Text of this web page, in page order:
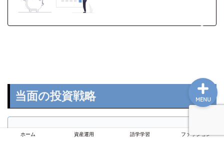
当面の投資戦略
日本株：割安と納得できる高配当個別株、
ホーム 資産運用 語学学習 ファッション
MENU